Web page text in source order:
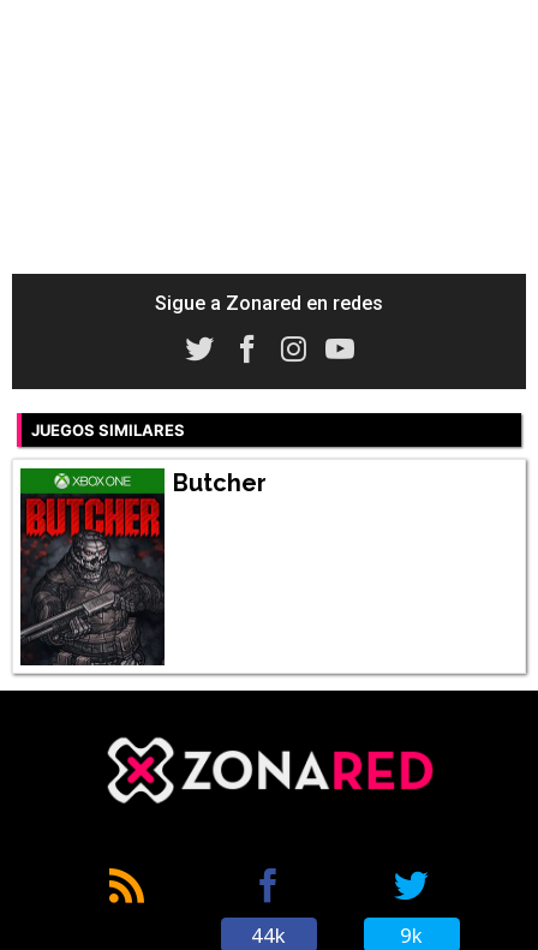
Sigue a Zonared en redes
JUEGOS SIMILARES
Butcher
44k 9k